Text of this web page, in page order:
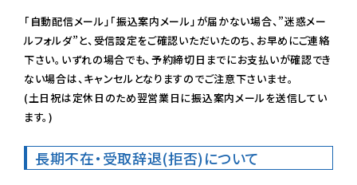
「自動配信メール」「振込案内メール」が届かない場合、”迷惑メー
ルフォルダ”と、受信設定をご確認いただいたのち、お早めにご連絡
下さい。いずれの場合でも、予約締切日までにお支払いが確認でき
ない場合は、キャンセルとなりますのでご注意下さいませ。
(土日祝は定休日のため翌営業日に振込案内メールを送信してい
ます。)
長期不在・受取辞退(拒否)について